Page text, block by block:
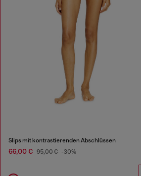
Slips mit kontrastierenden Abschlüssen
66,00 € 95,00 € -30%